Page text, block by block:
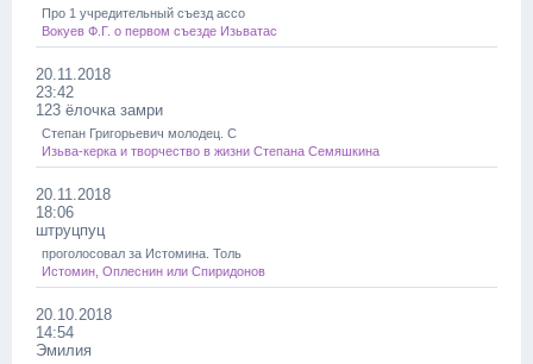
Про 1 учредительный съезд ассо
Вокуев Ф.Г. о первом съезде Изьватас
20.11.2018
23:42
123 ёлочка замри
Степан Григорьевич молодец. С
Изьва-керка и творчество в жизни Степана Семяшкина
20.11.2018
18:06
штруцпуц
проголосовал за Истомина. Толь
Истомин, Оплеснин или Спиридонов
20.10.2018
14:54
Эмилия